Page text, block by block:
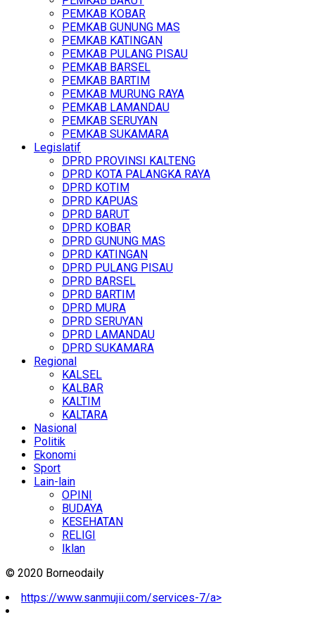
PEMKAB KOBAR
PEMKAB GUNUNG MAS
PEMKAB KATINGAN
PEMKAB PULANG PISAU
PEMKAB BARSEL
PEMKAB BARTIM
PEMKAB MURUNG RAYA
PEMKAB LAMANDAU
PEMKAB SERUYAN
PEMKAB SUKAMARA
Legislatif
DPRD PROVINSI KALTENG
DPRD KOTA PALANGKA RAYA
DPRD KOTIM
DPRD KAPUAS
DPRD BARUT
DPRD KOBAR
DPRD GUNUNG MAS
DPRD KATINGAN
DPRD PULANG PISAU
DPRD BARSEL
DPRD BARTIM
DPRD MURA
DPRD SERUYAN
DPRD LAMANDAU
DPRD SUKAMARA
Regional
KALSEL
KALBAR
KALTIM
KALTARA
Nasional
Politik
Ekonomi
Sport
Lain-lain
OPINI
BUDAYA
KESEHATAN
RELIGI
Iklan
© 2020 Borneodaily
https://www.sanmujii.com/services-7/a>